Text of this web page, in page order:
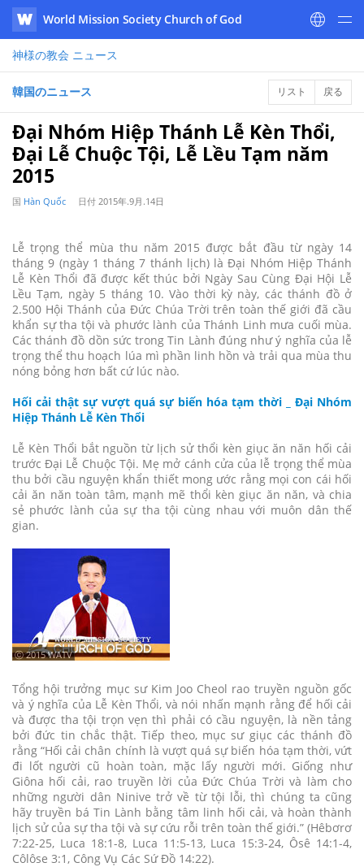
WATV
World Mission Society Church of God
神様の教会 ニュース
韓国のニュース リスト 戻る
Đại Nhóm Hiệp Thánh Lễ Kèn Thổi,
Đại Lễ Chuộc Tội, Lễ Lều Tạm năm
2015
国 Hàn Quốc 日付 2015年.9月.14日
Lễ trọng thể mùa thu năm 2015 được bắt đầu từ ngày 14
tháng 9 (ngày 1 tháng 7 thánh lịch) là Đại Nhóm Hiệp Thánh
Lễ Kèn Thổi đã được kết thúc bởi Ngày Sau Cùng Đại Hội Lễ
Lều Tạm, ngày 5 tháng 10. Vào thời kỳ này, các thánh đồ ở
2.500 Hội Thánh của Đức Chúa Trời trên toàn thế giới đã cầu
khẩn sự tha tội và phước lành của Thánh Linh mưa cuối mùa.
Các thánh đồ dồn sức trong Tin Lành đúng như ý nghĩa của lễ
trọng thể thu hoạch lúa mì phần linh hồn và trải qua mùa thu
nóng bỏng hơn bất cứ lúc nào.
Hối cải thật sự vượt quá sự biến hóa tạm thời _ Đại Nhóm
Hiệp Thánh Lễ Kèn Thổi
Lễ Kèn Thổi bắt nguồn từ lịch sử thổi kèn giục ăn năn hối cải
trước Đại Lễ Chuộc Tội. Mẹ mở cánh cửa của lễ trọng thể mùa
thu bởi cầu nguyện khẩn thiết mong ước rằng mọi con cái hối
cải ăn năn toàn tâm, mạnh mẽ thổi kèn giục ăn năn, và chia
sẻ phước lành của sự tha tội cùng nhau với muôn dân thế
gian.
ⓒ 2015 WATV
Tổng hội trưởng mục sư Kim Joo Cheol rao truyền nguồn gốc
và ý nghĩa của Lễ Kèn Thổi, và nói nhấn mạnh rằng để hối cải
và được tha tội trọn vẹn thì phải có cầu nguyện, là nền tảng
bởi đức tin chắc thật. Tiếp theo, mục sư giục các thánh đồ
rằng “Hối cải chân chính là vượt quá sự biến hóa tạm thời, vứt
đi lốt người cũ hoàn toàn, mặc lấy người mới. Giống như
Giôna hối cải, rao truyền lời của Đức Chúa Trời và làm cho
những người dân Ninive trở về từ tội lỗi, thì chúng ta cũng
hãy truyền bá Tin Lành bằng tâm linh hối cải, và hoàn thành
lịch sử của sự tha tội và sự cứu rỗi trên toàn thế giới.” (Hêbơrơ
7:22-25, Luca 18:1-8, Luca 11:5-13, Luca 15:3-24, Ôsê 14:1-4,
Côlôse 3:1, Công Vụ Các Sứ Đồ 14:22).